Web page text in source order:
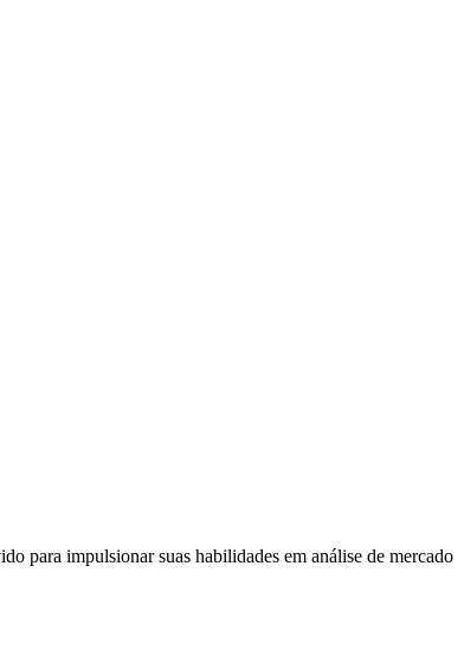
para impulsionar suas habilidades em análise de mercado